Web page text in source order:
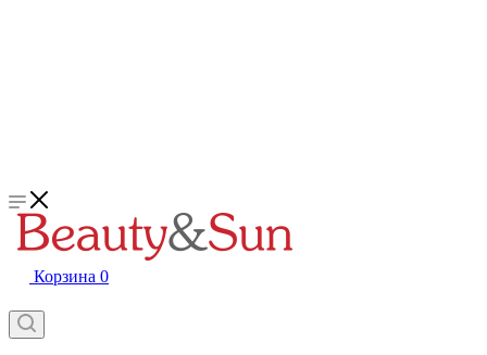
Корзина 0